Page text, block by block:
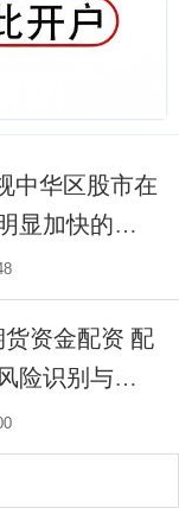
显加快的震
中炒股
险识别与应